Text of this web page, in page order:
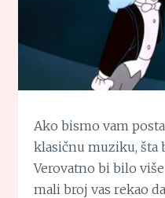
Ako bismo vam
klasičnu muziku, šta
Verovatno bi bilo
mali broj vas rekao